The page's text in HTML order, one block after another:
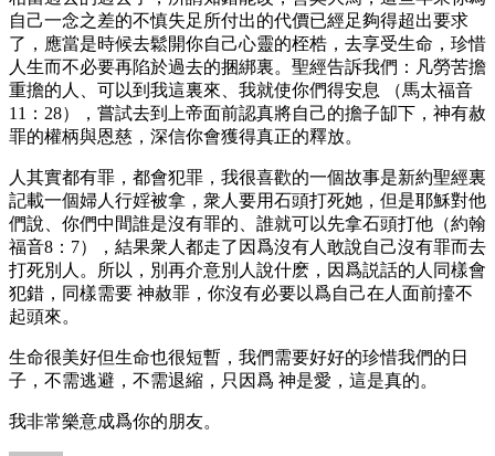
自己一念之差的不慎失足所付出的代價已經足夠得超出要求
了，應當是時候去鬆開你自己心靈的桎梏，去享受生命，珍惜
人生而不必要再陷於過去的捆綁裏。聖經告訴我們：凡勞苦擔
重擔的人、可以到我這裏來、我就使你們得安息 （馬太福音
11：28），嘗試去到上帝面前認真將自己的擔子缷下，神有赦
罪的權柄與恩慈，深信你會獲得真正的釋放。
人其實都有罪，都會犯罪，我很喜歡的一個故事是新約聖經裏
記載一個婦人行婬被拿，衆人要用石頭打死她，但是耶穌對他
們說、你們中間誰是沒有罪的、誰就可以先拿石頭打他（約翰
福音8：7），結果衆人都走了因爲沒有人敢說自己沒有罪而去
打死別人。所以，別再介意別人說什麽，因爲説話的人同樣會
犯錯，同樣需要 神赦罪，你沒有必要以爲自己在人面前擡不
起頭來。
生命很美好但生命也很短暫，我們需要好好的珍惜我們的日
子，不需逃避，不需退縮，只因爲 神是愛，這是真的。
我非常樂意成爲你的朋友。